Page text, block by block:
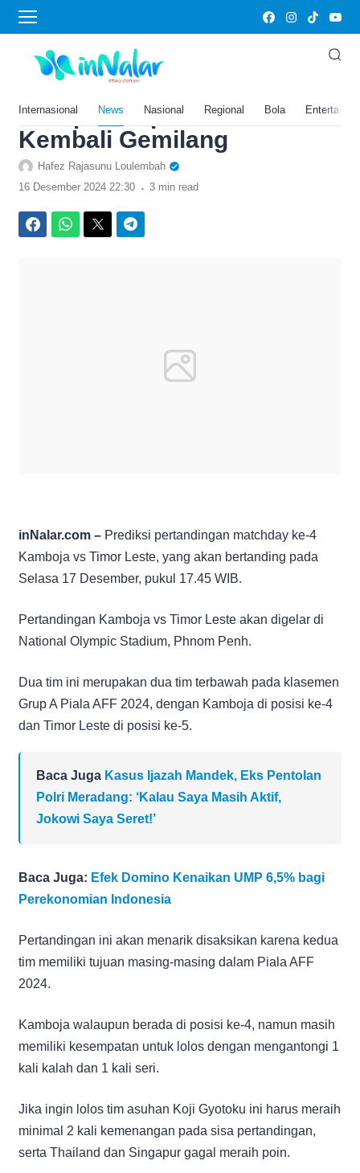
Internasional News Nasional Regional Bola
Home›News
Prediksi Kamboja vs Timor
Lester di Piala AFF 2024,
Harap-Harap João Pedro
Kembali Gemilang
Hafez Rajasunu Loulembah
16 Desember 2024 22:30 . 3 min read
inNalar.com – Prediksi pertandingan matchday ke-4
Kamboja vs Timor Leste, yang akan bertanding pada
Selasa 17 Desember, pukul 17.45 WIB.
Pertandingan Kamboja vs Timor Leste akan digelar di
National Olympic Stadium, Phnom Penh.
Dua tim ini merupakan dua tim terbawah pada klasemen
Grup A Piala AFF 2024, dengan Kamboja di posisi ke-4
dan Timor Leste di posisi ke-5.
Baca Juga Kasus Ijazah Mandek, Eks Pentolan
Polri Meradang: ‘Kalau Saya Masih Aktif,
Jokowi Saya Seret!’
Baca Juga: Efek Domino Kenaikan UMP 6,5% bagi
Perekonomian Indonesia
Pertandingan ini akan menarik disaksikan karena kedua
tim memiliki tujuan masing-masing dalam Piala AFF
2024.
Kamboja walaupun berada di posisi ke-4, namun masih
memiliki kesempatan untuk lolos dengan mengantongi 1
kali kalah dan 1 kali seri.
Jika ingin lolos tim asuhan Koji Gyotoku ini harus meraih
minimal 2 kali kemenangan pada sisa pertandingan,
serta Thailand dan Singapur gagal meraih poin.